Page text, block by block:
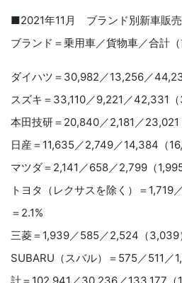
■2021年11月 ブランド別新車販売
ブランド＝乗用車／貨物車／合計
ダイハツ＝30,982／13,256／
スズキ＝33,110／9,221／42,331
本田技研＝20,840／2,181／
日産＝11,635／2,749／14,384（
マツダ＝2,141／658／2,799（
トヨタ（レクサスを除く）＝1,719
＝2.1%
三菱＝1,939／585／2,524（3,039
SUBARU（スバル）＝575／511／